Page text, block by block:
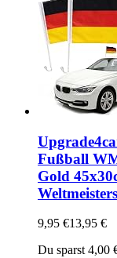
Fußball
Gold
9,95 €13,95 €
Du sparst 4,00